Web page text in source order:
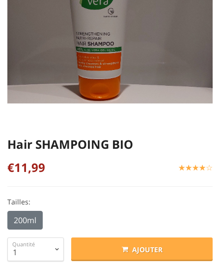
Hair SHAMPOING BIO
€11,99
☆☆☆☆☆
★★★★★
Tailles:
200ml
Quantité
AJOUTER